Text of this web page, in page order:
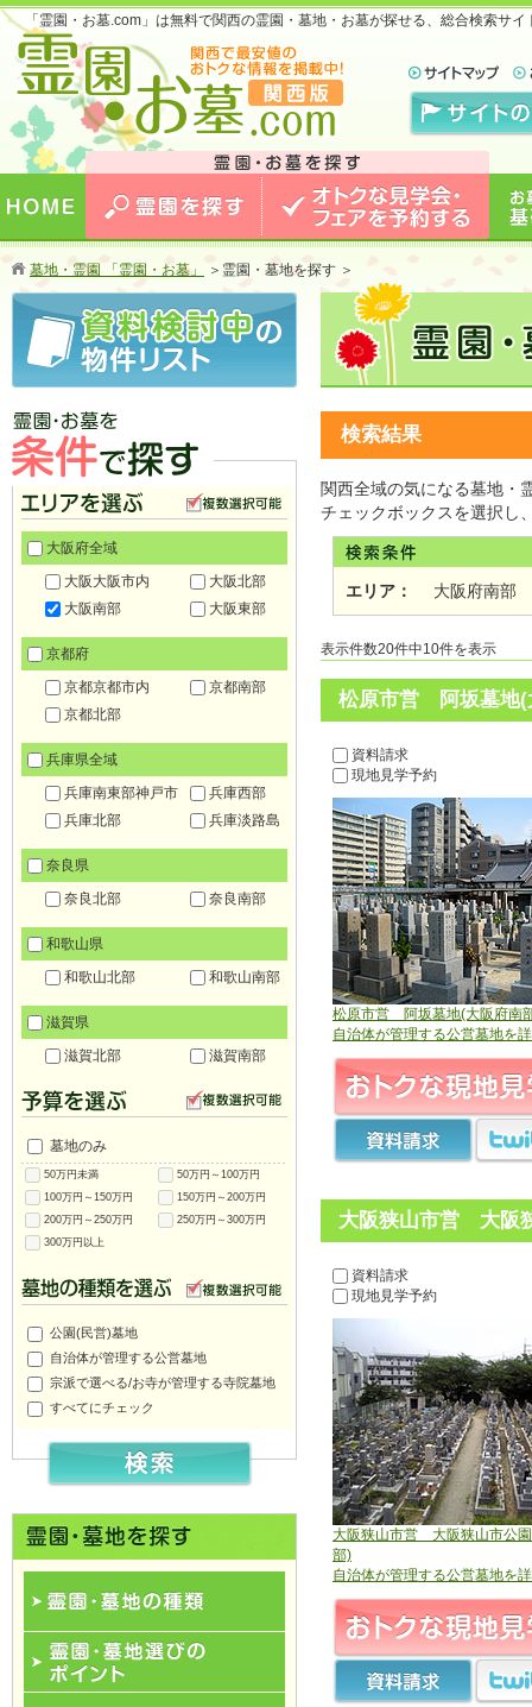
「霊園・お墓.com」は無料で関西の霊園・墓地・お墓が探せる、総合検索サ
お墓のことなら霊園・お墓.com 関西版 関西で
最安値のおトクな情報を掲載中！
する
墓地・霊園 「霊園・お墓」 ＞ 霊園・墓地を探す ＞
検索結果
関西全域の気になる墓地・
チェックボックスを選択し
エリア： 大阪府南部
表示件数20件中10件を表示
松原市営 阿坂墓地(
資料請求
現地見学予約
松原市営 阿坂墓地(大阪府南
自治体が管理する公営墓地を
大阪狭山市営 大阪
資料請求
現地見学予約
大阪狭山市営 大阪狭山市公
部)
自治体が管理する公営墓地を
霊園・お墓を条件で探す
大阪府全域
大阪大阪市内
大阪北部
大阪南部
大阪東部
京都府
京都京都市内
京都南部
京都北部
兵庫県全域
兵庫南東部神戸市
兵庫西部
兵庫北部
兵庫淡路島
奈良県
奈良北部
奈良南部
和歌山県
和歌山北部
和歌山南部
滋賀県
滋賀北部
滋賀南部
墓地のみ
50万円未満
50万円～100万円
100万円～150万円
150万円～200万円
200万円～250万円
250万円～300万円
300万円以上
公園(民営)墓地
自治体が管理する公営墓地
宗派で選べる/お寺が管理する寺院墓地
すべてにチェック
霊園･墓地の種類